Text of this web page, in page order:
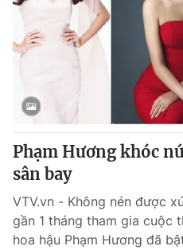
Phạm Hương khóc
sân bay
VTV.vn - Không nén được
gần 1 tháng tham gia cuộc
hoa hậu Phạm Hương đã